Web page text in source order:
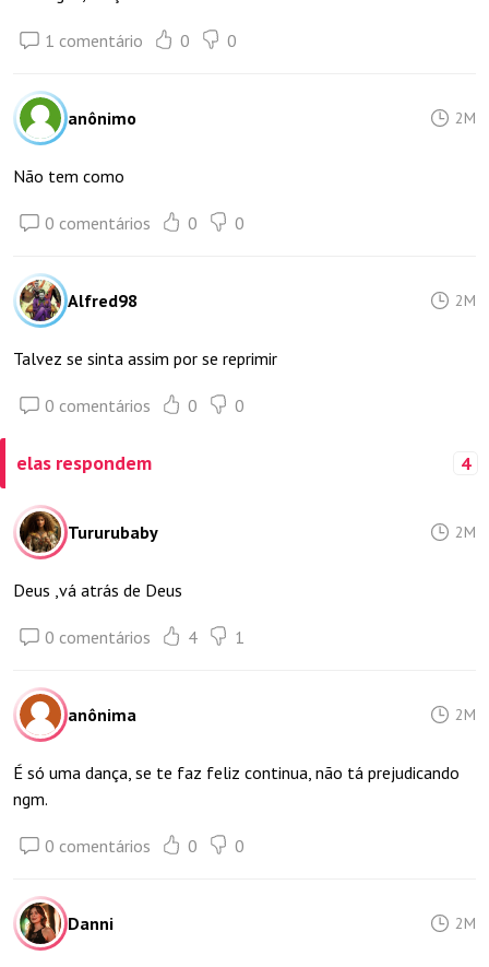
1 comentário 0 0
anônimo 2M
Não tem como
0 comentários 0 0
Alfred98 2M
Talvez se sinta assim por se reprimir
0 comentários 0 0
elas respondem 4
Tururubaby 2M
Deus ,vá atrás de Deus
0 comentários 4 1
anônima 2M
É só uma dança, se te faz feliz continua, não tá prejudicando
ngm.
0 comentários 0 0
Danni 2M